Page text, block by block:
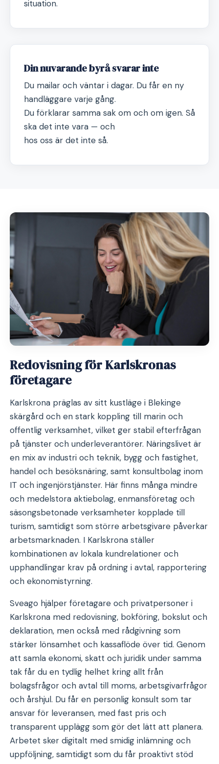
situation.
Din nuvarande byrå svarar inte
Du mailar och väntar i dagar. Du får en ny
handläggare varje gång.
Du förklarar samma sak om och om igen. Så
ska det inte vara — och
hos oss är det inte så.
Redovisning för Karlskronas
företagare
Karlskrona präglas av sitt kustläge i Blekinge
skärgård och en stark koppling till marin och
offentlig verksamhet, vilket ger stabil efterfrågan
på tjänster och underleverantörer. Näringslivet är
en mix av industri och teknik, bygg och fastighet,
handel och besöksnäring, samt konsultbolag inom
IT och ingenjörstjänster. Här finns många mindre
och medelstora aktiebolag, enmansföretag och
säsongsbetonade verksamheter kopplade till
turism, samtidigt som större arbetsgivare påverkar
arbetsmarknaden. I Karlskrona ställer
kombinationen av lokala kundrelationer och
upphandlingar krav på ordning i avtal, rapportering
och ekonomistyrning.
Sveago hjälper företagare och privatpersoner i
Karlskrona med redovisning, bokföring, bokslut och
deklaration, men också med rådgivning som
stärker lönsamhet och kassaflöde över tid. Genom
att samla ekonomi, skatt och juridik under samma
tak får du en tydlig helhet kring allt från
bolagsfrågor och avtal till moms, arbetsgivarfrågor
och årshjul. Du får en personlig konsult som tar
ansvar för leveransen, med fast pris och
transparent upplägg som gör det lätt att planera.
Arbetet sker digitalt med smidig inlämning och
uppföljning, samtidigt som du får proaktivt stöd